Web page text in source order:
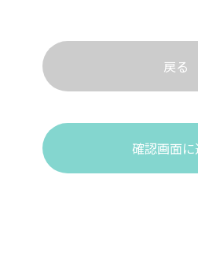
戻る
確認画面に